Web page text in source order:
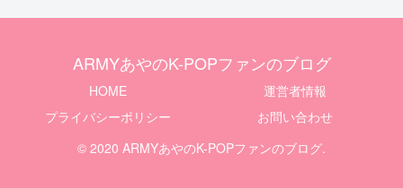
ARMYあやのK-POPファンのブログ
HOME
運営者情報
プライバシーポリシー
お問い合わせ
© 2020 ARMYあやのK-POPファンのブログ.